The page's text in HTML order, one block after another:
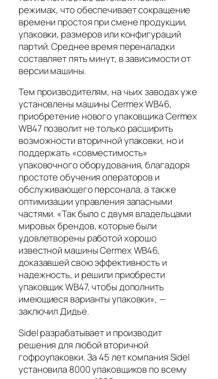
режимах, что обеспечивает сокращение
времени простоя при смене продукции,
упаковки, размеров или конфигураций
партий. Среднее время переналадки
составляет пять минут, в зависимости от
версии машины.
Тем производителям, на чьих заводах уже
установлены машины Cermex WB46,
приобретение нового упаковщика Cermex
WB47 позволит не только расширить
возможности вторичной упаковки, но и
поддержать «совместимость»
упаковочного оборудования, благадоря
простоте обучения операторов и
обслуживающего персонала, а также
оптимизации управления запасными
частями. «Так было с двумя владельцами
мировых брендов, которые были
удовлетворены работой хорошо
известной машины Cermex WB46,
доказавшей свою эффективность и
надежность, и решили приобрести
упаковщик WB47, чтобы дополнить
имеющиеся варианты упаковки», —
заключил Дидье.
Sidel разрабатывает и производит
решения для любой вторичной
гофроупаковки. За 45 лет компания Sidel
установила 8000 упаковщиков по всему